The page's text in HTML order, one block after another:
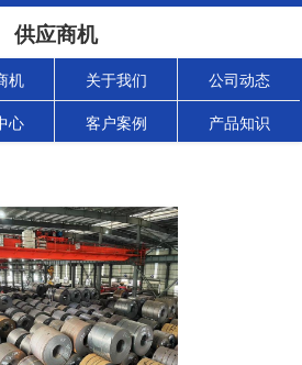
供应商机
机 关于我们 公司动态
心 客户案例 产品知识